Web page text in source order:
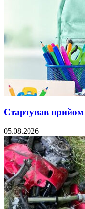
Стартував
05.08.2026